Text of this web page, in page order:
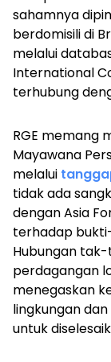
sahamnya
berdomisili di
melalui
International
terhubung
RGE memang
Mayawana
melalui
tidak ada
dengan Asia
terhadap
Hubungan
perdagangan
menegaskan
lingkungan
untuk